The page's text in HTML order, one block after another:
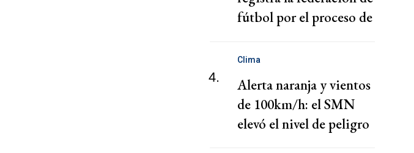
fútbol por el proceso de
4.
Clima
Alerta naranja y vientos
de 100km/h: el SMN
elevó el nivel de peligro